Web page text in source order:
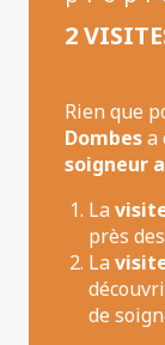
2
Rien que
Dombesa
soigneur
La
près
La
de